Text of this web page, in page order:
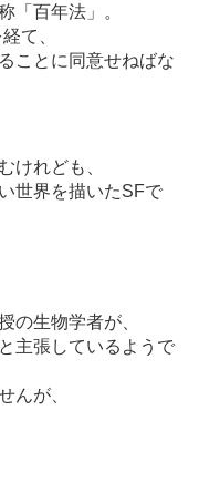
「百年法」。
て、
ことに同意せねばな
けれども、
世界を描いたSFで
の生物学者が、
主張しているようで
んが、